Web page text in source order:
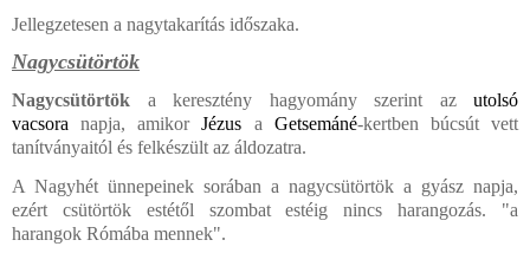
Jellegzetesen a nagytakarítás időszaka.
Nagycsütörtök
Nagycsütörtök a keresztény hagyomány szerint az utolsó
vacsora napja, amikorJézus a Getsemáné-kertben búcsút vett
tanítványaitól és felkészült az áldozatra.
A Nagyhét ünnepeinek sorában a nagycsütörtök a gyász napja,
ezért csütörtök estétől szombat estéig nincs harangozás. "a
harangok Rómába mennek".